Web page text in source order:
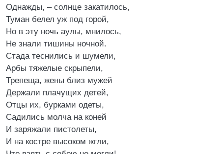
Однажды, – солнце закатилось,
Туман белел уж под горой,
Но в эту ночь аулы, мнилось,
Не знали тишины ночной.
Стада теснились и шумели,
Арбы тяжелые скрыпели,
Трепеща, жены близ мужей
Держали плачущих детей,
Отцы их, бурками одеты,
Садились молча на коней
И заряжали пистолеты,
И на костре высоком жгли,